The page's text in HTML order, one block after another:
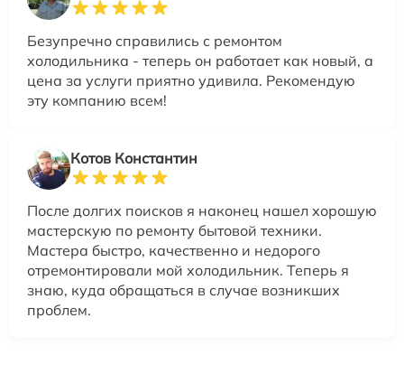
Безупречно справились с ремонтом
холодильника - теперь он работает как новый, а
цена за услуги приятно удивила. Рекомендую
эту компанию всем!
Котов Константин
После долгих поисков я наконец нашел хорошую
мастерскую по ремонту бытовой техники.
Мастера быстро, качественно и недорого
отремонтировали мой холодильник. Теперь я
знаю, куда обращаться в случае возникших
проблем.